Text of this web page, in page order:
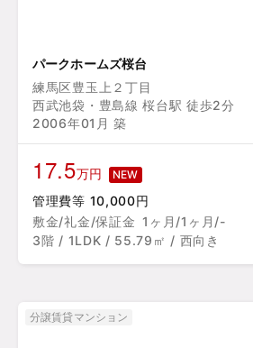
パークホームズ桜台
練馬区豊玉上２丁目
西武池袋・豊島線 桜台駅 徒歩2分
2006年01月 築
17.5万円 NEW
管理費等 10,000円
敷金/礼金/保証金 1ヶ月/1ヶ月/-
3階 / 1LDK / 55.79㎡ / 西向き
分譲賃貸マンション